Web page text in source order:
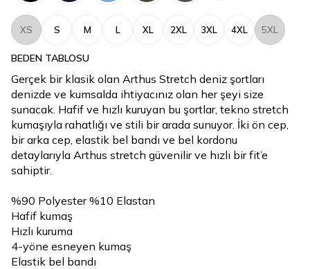
XS S M L XL 2XL 3XL 4XL 5XL
BEDEN TABLOSU
Gerçek bir klasik olan Arthus Stretch deniz şortları
denizde ve kumsalda ihtiyacınız olan her şeyi size
sunacak. Hafif ve hızlı kuruyan bu şortlar, tekno stretch
kumaşıyla rahatlığı ve stili bir arada sunuyor. İki ön cep,
bir arka cep, elastik bel bandı ve bel kordonu
detaylarıyla Arthus stretch güvenilir ve hızlı bir fit’e
sahiptir.
%90 Polyester %10 Elastan
Hafif kumaş
Hızlı kuruma
4-yöne esneyen kumaş
Elastik bel bandı